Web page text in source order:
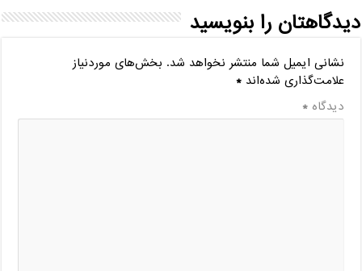
دیدگاهتان را بنویسید
نشانی ایمیل شما منتشر نخواهد شد. بخش‌های موردنیاز
علامت‌گذاری شده‌اند*
دیدگاه*